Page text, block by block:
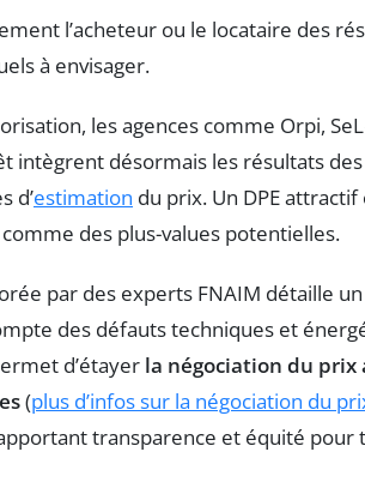
l’acheteur ou le locataire des
à envisager.
les agences comme Orpi,
intègrent désormais les résultats
d’estimation du prix. Un DPE attractif
des plus-values potentielles.
par des experts FNAIM détaille
des défauts techniques et
d’étayer la négociation du prix
(plus d’infos sur la négociation du
transparence et équité pour